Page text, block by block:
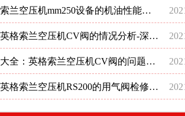
圳稳超
兰空压机mm250设备的机油性能分
圳稳超
格索兰空压机CV阀的情况分析-深圳
全：英格索兰空压机CV阀的问题分
圳稳超
格索兰空压机RS200的用气阀检修分
圳稳超